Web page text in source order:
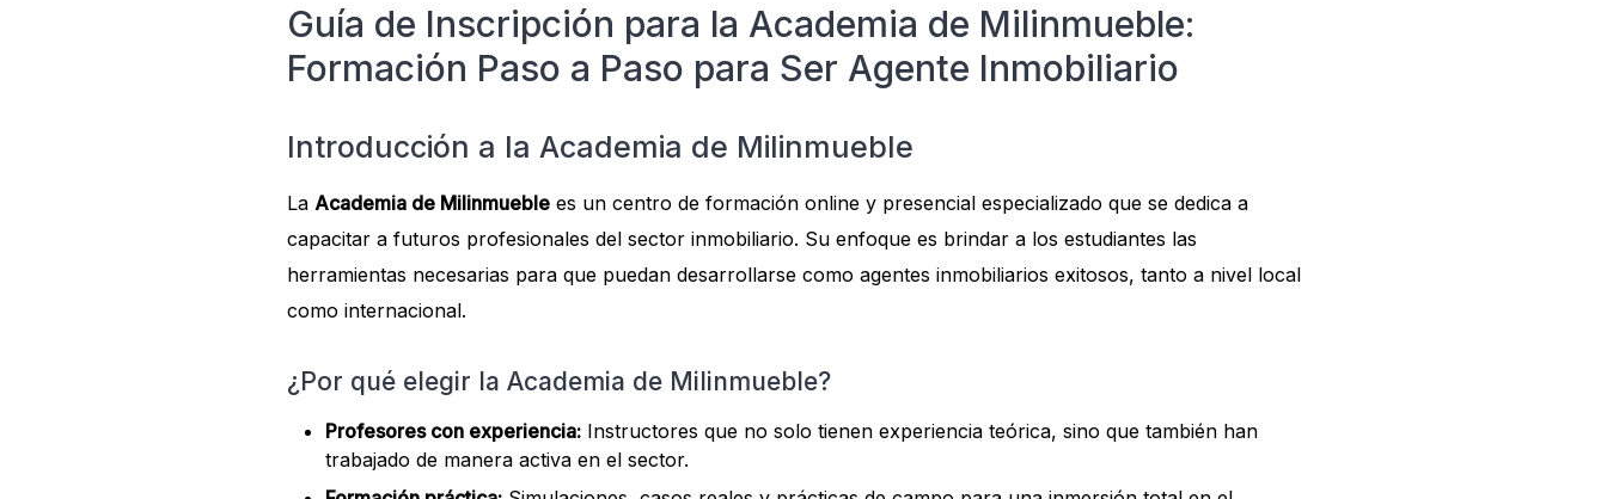
Guía de Inscripción para la Academia de Milinmueble:
Formación Paso a Paso para Ser Agente Inmobiliario
Introducción a la Academia de Milinmueble
La Academia de Milinmueble es un centro de formación online y presencial especializado que se dedica a
capacitar a futuros profesionales del sector inmobiliario. Su enfoque es brindar a los estudiantes las
herramientas necesarias para que puedan desarrollarse como agentes inmobiliarios exitosos, tanto a nivel local
como internacional.
¿Por qué elegir la Academia de Milinmueble?
Profesores con experiencia: Instructores que no solo tienen experiencia teórica, sino que también han
trabajado de manera activa en el sector.